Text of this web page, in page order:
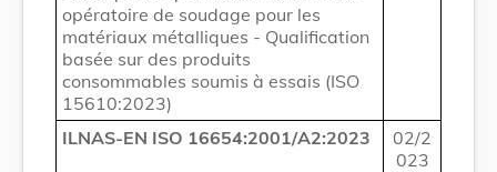
opératoire de soudage pour les
matériaux métalliques - Qualification
basée sur des produits
consommables soumis à essais (ISO
15610:2023)
ILNAS-EN ISO 16654:2001/A2:2023
02/2
023